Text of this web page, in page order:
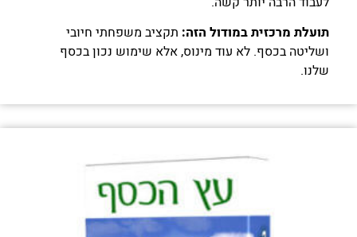
תועלת מרכזית במודול הזה: תקציב משפחתי חיובי
ושליטה בכסף. לא עוד מינוס, אלא שימוש נכון בכסף
שלנו.